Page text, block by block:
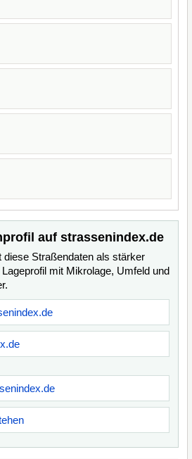
auf strassenindex.de
Straßendaten als stärker
mit Mikrolage, Umfeld und